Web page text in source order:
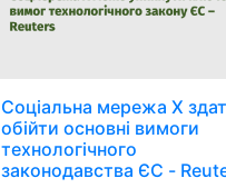
Соціальна мережа X
обійти основні вимоги
технологічного
законодавства ЄС -